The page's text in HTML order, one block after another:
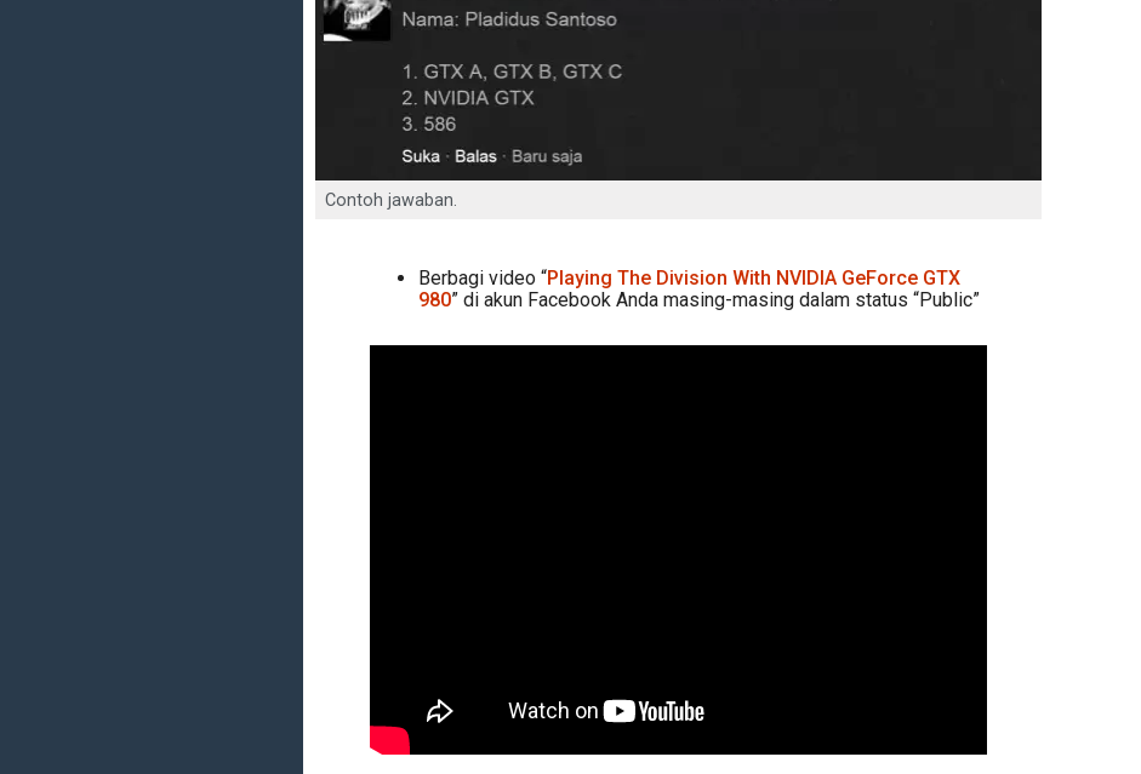
Contoh jawaban.
Berbagi video “Playing The Division With NVIDIA GeForce GTX
980” di akun Facebook Anda masing-masing dalam status “Public”